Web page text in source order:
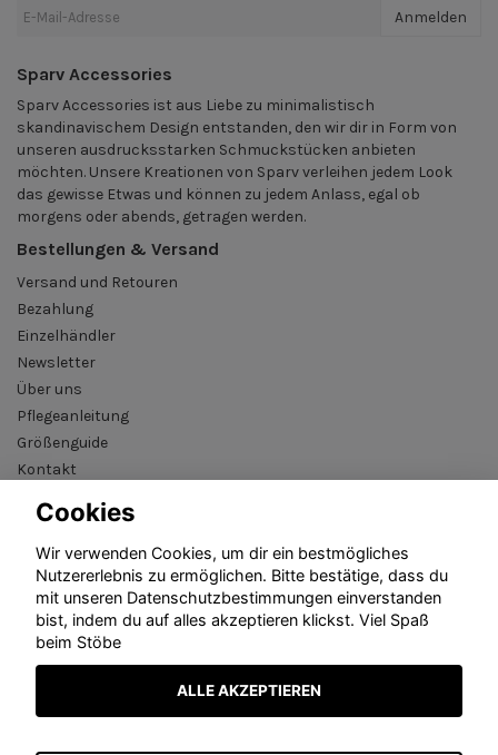
Anmelden
Sparv Accessories
Sparv Accessories ist aus Liebe zu minimalistisch
skandinavischem Design entstanden, den wir dir in Form von
unseren ausdrucksstarken Schmuckstücken anbieten
möchten. Unsere Kreationen von Sparv verleihen jedem Look
das gewisse Etwas und können zu jedem Anlass, egal ob
morgens oder abends, getragen werden.
Bestellungen & Versand
Versand und Retouren
Bezahlung
Einzelhändler
Newsletter
Über uns
Pflegeanleitung
Größenguide
Kontakt
B2B reseller login
Cookies
Wir verwenden Cookies, um dir ein bestmögliches
Nutzererlebnis zu ermöglichen. Bitte bestätige, dass du
mit unseren Datenschutzbestimmungen einverstanden
bist, indem du auf alles akzeptieren klickst. Viel Spaß
beim Stöbe
ALLE AKZEPTIEREN